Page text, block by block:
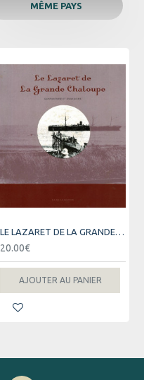
MÊME PAYS
LE LAZARET DE LA GRANDE CHALOUPE
20.00€
AJOUTER AU PANIER